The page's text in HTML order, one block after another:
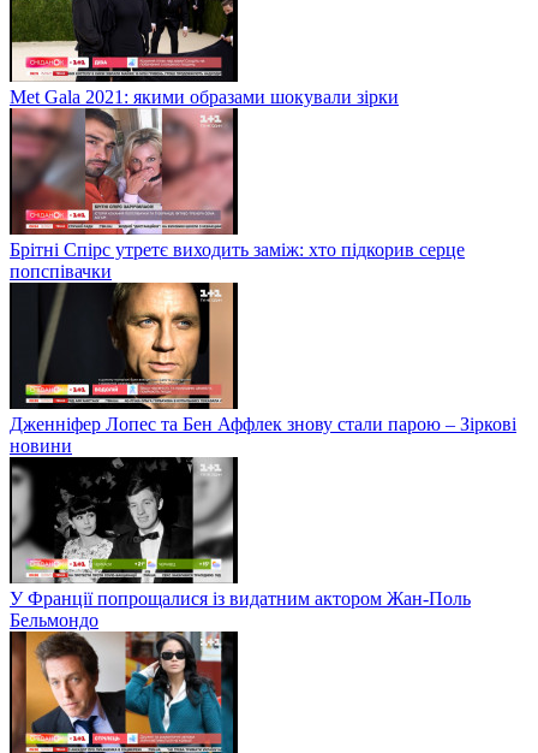
Met Gala 2021: якими образами шокували зірки
Брітні Спірс утретє виходить заміж: хто підкорив серце
попспівачки
Дженніфер Лопес та Бен Аффлек знову стали парою – Зіркові
новини
У Франції попрощалися із видатним актором Жан-Поль
Бельмондо